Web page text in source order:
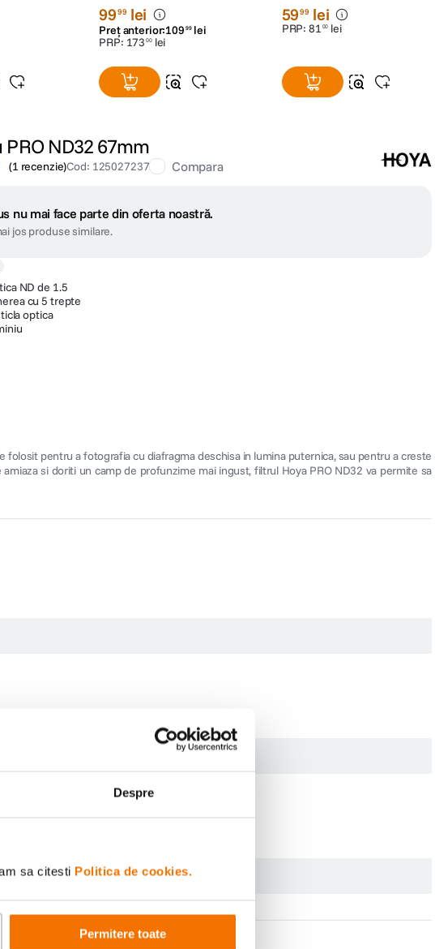
Despre
sa citesti Politica de cookies.
Permitere toate
9999 lei
Preț anterior:109 99 lei
PRP: 173 00 lei
5999 lei
PRP: 81 00 lei
PRO ND32 67mm
(1 recenzie)Cod: 125027237 Compara
nu mai face parte din oferta noastră.
jos produse similare.
ND de 1.5
cu 5 trepte
optica
pentru a fotografia cu diafragma deschisa in lumina puternica, sau pentru a creste
si doriti un camp de profunzime mai ingust, filtrul Hoya PRO ND32 va permite sa